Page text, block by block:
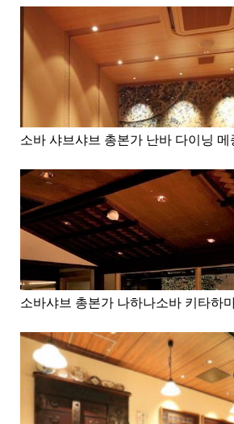
소바 샤브샤브 총본가 난바 다이닝 메
소바샤브 총본가 나하나소바 키타하